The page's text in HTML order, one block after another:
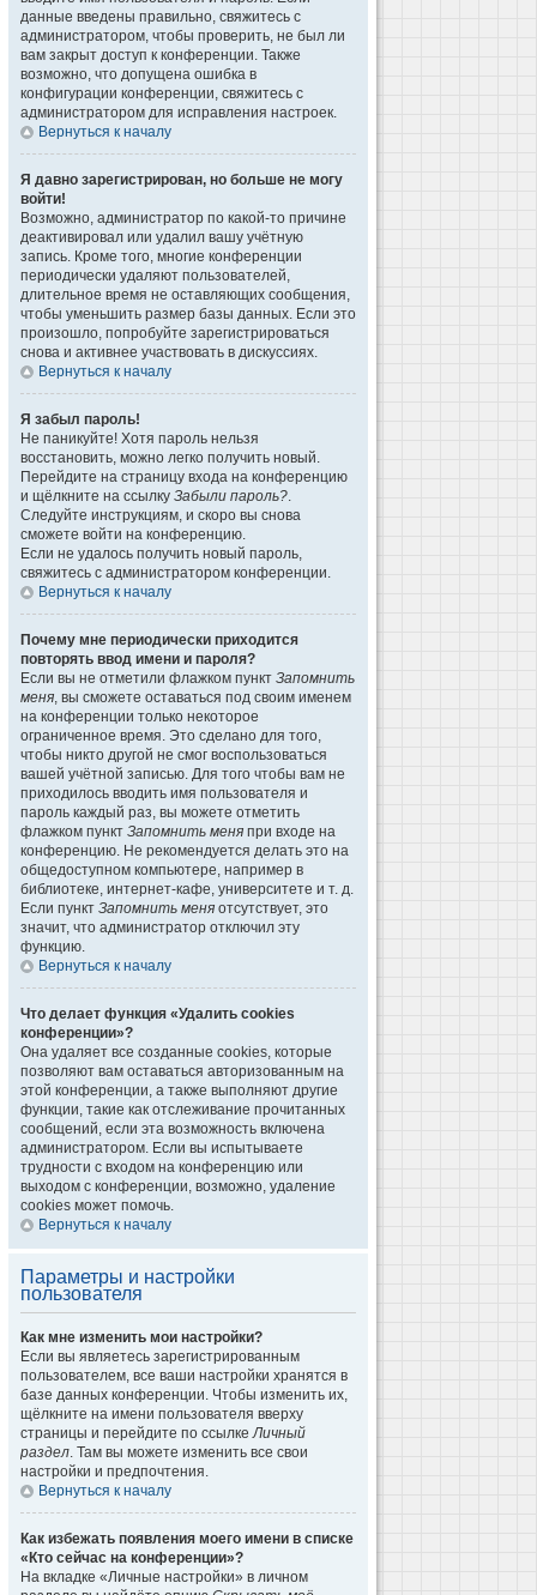
данные введены правильно, свяжитесь с
администратором, чтобы проверить, не был ли
вам закрыт доступ к конференции. Также
возможно, что допущена ошибка в
конфигурации конференции, свяжитесь с
администратором для исправления настроек.
Вернуться к началу
Я давно зарегистрирован, но больше не могу
войти!
Возможно, администратор по какой-то причине
деактивировал или удалил вашу учётную
запись. Кроме того, многие конференции
периодически удаляют пользователей,
длительное время не оставляющих сообщения,
чтобы уменьшить размер базы данных. Если это
произошло, попробуйте зарегистрироваться
снова и активнее участвовать в дискуссиях.
Вернуться к началу
Я забыл пароль!
Не паникуйте! Хотя пароль нельзя
восстановить, можно легко получить новый.
Перейдите на страницу входа на конференцию
и щёлкните на ссылку Забыли пароль?.
Следуйте инструкциям, и скоро вы снова
сможете войти на конференцию.
Если не удалось получить новый пароль,
свяжитесь с администратором конференции.
Вернуться к началу
Почему мне периодически приходится
повторять ввод имени и пароля?
Если вы не отметили флажком пункт Запомнить
меня, вы сможете оставаться под своим именем
на конференции только некоторое
ограниченное время. Это сделано для того,
чтобы никто другой не смог воспользоваться
вашей учётной записью. Для того чтобы вам не
приходилось вводить имя пользователя и
пароль каждый раз, вы можете отметить
флажком пункт Запомнить меня при входе на
конференцию. Не рекомендуется делать это на
общедоступном компьютере, например в
библиотеке, интернет-кафе, университете и т. д.
Если пункт Запомнить меня отсутствует, это
значит, что администратор отключил эту
функцию.
Вернуться к началу
Что делает функция «Удалить cookies
конференции»?
Она удаляет все созданные cookies, которые
позволяют вам оставаться авторизованным на
этой конференции, а также выполняют другие
функции, такие как отслеживание прочитанных
сообщений, если эта возможность включена
администратором. Если вы испытываете
трудности с входом на конференцию или
выходом с конференции, возможно, удаление
cookies может помочь.
Вернуться к началу
Параметры и настройки
пользователя
Как мне изменить мои настройки?
Если вы являетесь зарегистрированным
пользователем, все ваши настройки хранятся в
базе данных конференции. Чтобы изменить их,
щёлкните на имени пользователя вверху
страницы и перейдите по ссылкеЛичный
раздел. Там вы можете изменить все свои
настройки и предпочтения.
Вернуться к началу
Как избежать появления моего имени в списке
«Кто сейчас на конференции»?
На вкладке «Личные настройки» в личном